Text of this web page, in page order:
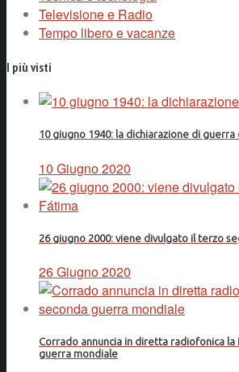
Televisione e Radio
Tempo libero e vacanze
I più visti
10 giugno 1940: la dichiarazione di
10 Giugno 2020
26 giugno 2000: viene divulgato il terzo
26 Giugno 2020
Corrado annuncia in diretta radiofonica
guerra mondiale